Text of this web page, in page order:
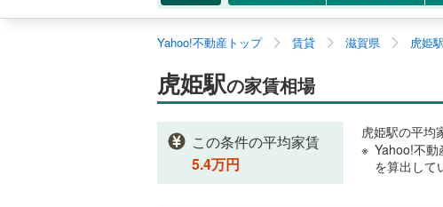
Yahoo!不動産トップ 賃貸 滋賀県 虎姫駅
虎姫駅の家賃相場
この条件の平均家賃
5.4万円
虎姫駅の平均
Yahoo!不
を算出して